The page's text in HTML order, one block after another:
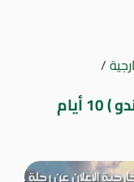
/
رحلة إلى أمريكا ( ميامي – أورلاندو ) 10 أيام